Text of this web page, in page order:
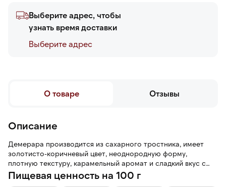
Выберите адрес, чтобы
узнать время доставки
Выберите адреc
О товаре Отзывы
Описание
Демерара производится из сахарного тростника, имеет
золотисто-коричневый цвет, неоднородную форму,
плотную текстуру, карамельный аромат и сладкий вкус с
нотами ириски.
Пищевая ценность на 100 г